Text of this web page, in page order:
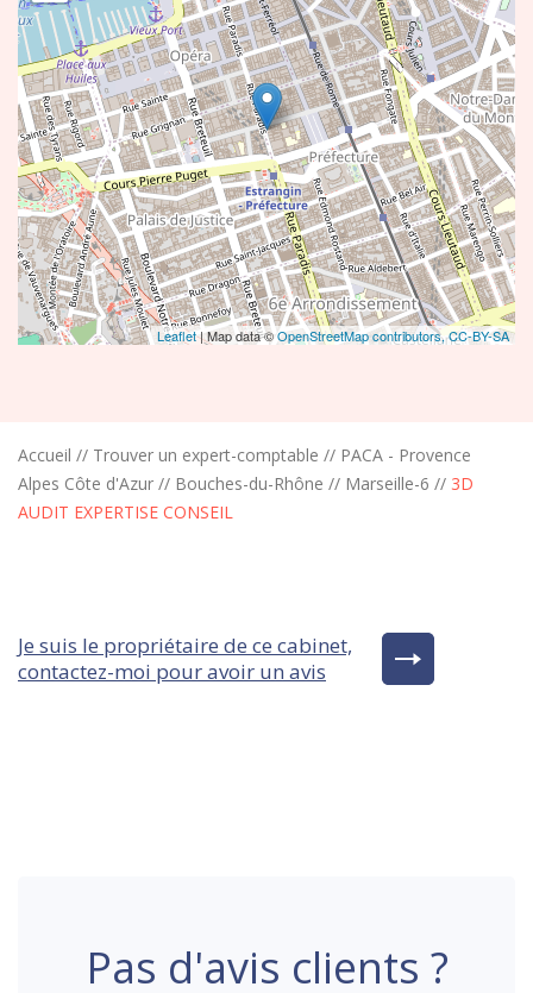
Leaflet| Map data ©OpenStreetMap contributors,CC-BY-SA
Accueil // Trouver un expert-comptable // PACA - Provence
Alpes Côte d'Azur // Bouches-du-Rhône // Marseille-6 // 3D
AUDIT EXPERTISE CONSEIL
Je suis le propriétaire de ce cabinet,
contactez-moi pour avoir un avis
Pas d'avis clients ?